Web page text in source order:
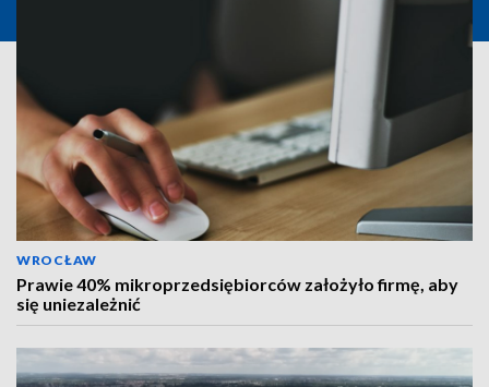
WROCŁAW
Prawie 40% mikroprzedsiębiorców założyło firmę, aby
się uniezależnić